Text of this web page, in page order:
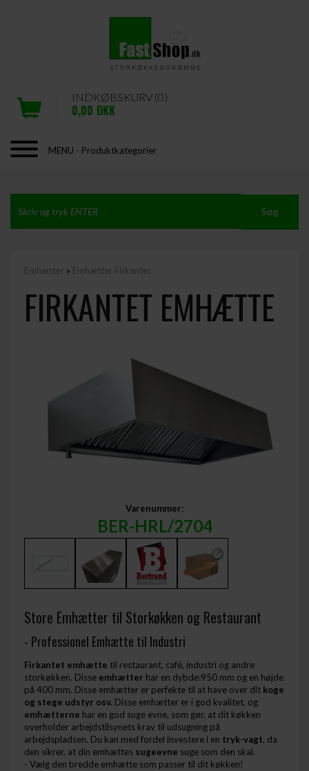
INDKØBSKURV (0)
0,00 DKK
MENU - Produktkategorier
Emhætter » Emhætter Firkantet
FIRKANTET EMHÆTTE
Varenummer:
BER-HRL/2704
Store Emhætter til Storkøkken og Restaurant
- Professionel Emhætte til Industri
Firkantet emhætte til restaurant, café, industri og andre
storkøkken. Disse emhætter har en dybde:950 mm og en højde
på 400 mm. Disse emhætter er perfekte til at have over dit koge
og stege udstyr osv. Disse emhætter er i god kvalitet, og
emhætterne har en god suge evne, som gør, at dit køkken
overholder arbejdstilsynets krav til udsugning på
arbejdspladsen. Du kan med fordel investere i en tryk-vagt, da
den sikrer, at din emhættes sugeevne suge som den skal.
- Vælg den bredde emhætte som passer til dit køkken!